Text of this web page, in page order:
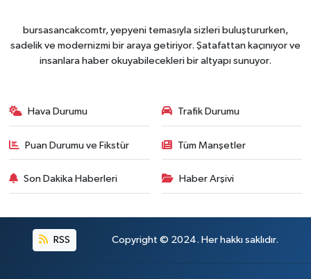
bursasancakcomtr, yepyeni temasıyla sizleri buluştururken,
sadelik ve modernizmi bir araya getiriyor. Şatafattan kaçınıyor ve
insanlara haber okuyabilecekleri bir altyapı sunuyor.
Hava Durumu Trafik Durumu
Puan Durumu ve Fikstür Tüm Manşetler
Son Dakika Haberleri Haber Arşivi
RSS Copyright © 2024. Her hakkı saklıdır.